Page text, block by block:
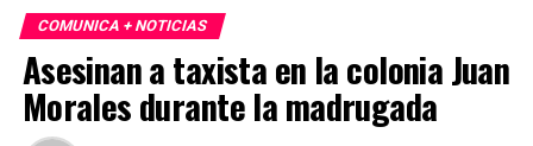
Forense realizó el levantamiento del cuerpo e inició la
carpeta de investigación correspondiente para esclarecer
este homicidio.
COMUNICA + NOTICIAS
Asesinan a taxista en la colonia Juan
Morales durante la madrugada